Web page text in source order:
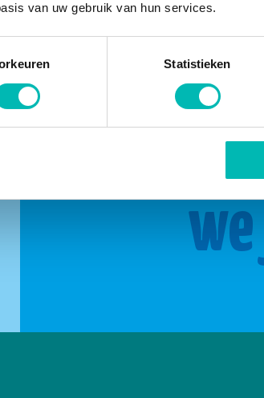
van uw gebruik van hun services.
Statistieken